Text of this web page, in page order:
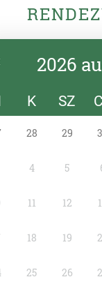
2026
K SZ
28 29
4 5
11 12
18 19
25 26